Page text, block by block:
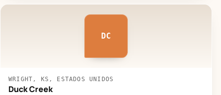
DC
WRIGHT, KS, ESTADOS UNIDOS
Duck Creek